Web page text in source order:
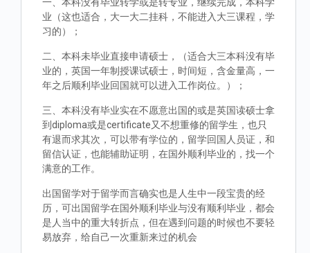
业（这也适合，大一大二挂科，不能进入大三课程，学
习的）；
二、本科未毕业直接申请硕士，（适合大三本科没有毕
业的，英国一年制授课试硕士，时间短，含金量高，一
年之后顺利毕业回国就可以进入工作岗位。）；
三、本科没有毕业实在不愿意出国的或是英国读硕士拿
到diploma或是certificate又不想重修的留学生，也只
有退而求其次，可以带有学位的，留学回国人员证，和
留信认证，也能辅助证明，在国外顺利毕业的，找一个
满意的工作。
出国留学对于留学而言确实也是人生中一段宝贵的经
历，可出国留学在国外顺利毕业与没有顺利毕业，都会
是人当中的重大转折点，但在遇到问题的时候也不要轻
易放弃，给自己一次重新来过的机会